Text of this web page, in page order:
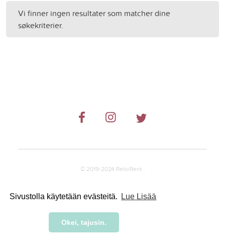
Sivustolla käytetään evästeitä. Lue Lisää
Okei, tajusin.
Vi finner ingen resultater som matcher dine
søkekriterier.
© 2019-2024 RetkiRent .